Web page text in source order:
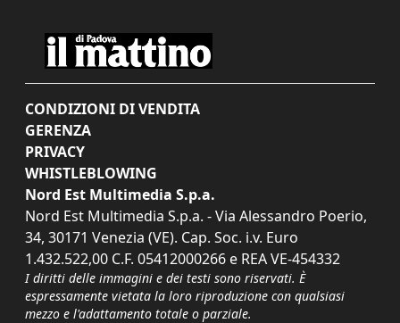
CONDIZIONI DI VENDITA
GERENZA
PRIVACY
WHISTLEBLOWING
Nord Est Multimedia S.p.a.
Nord Est Multimedia S.p.a. - Via Alessandro Poerio,
34, 30171 Venezia (VE). Cap. Soc. i.v. Euro
1.432.522,00 C.F. 05412000266 e REA VE-454332
I diritti delle immagini e dei testi sono riservati. È
espressamente vietata la loro riproduzione con qualsiasi
mezzo e l'adattamento totale o parziale.